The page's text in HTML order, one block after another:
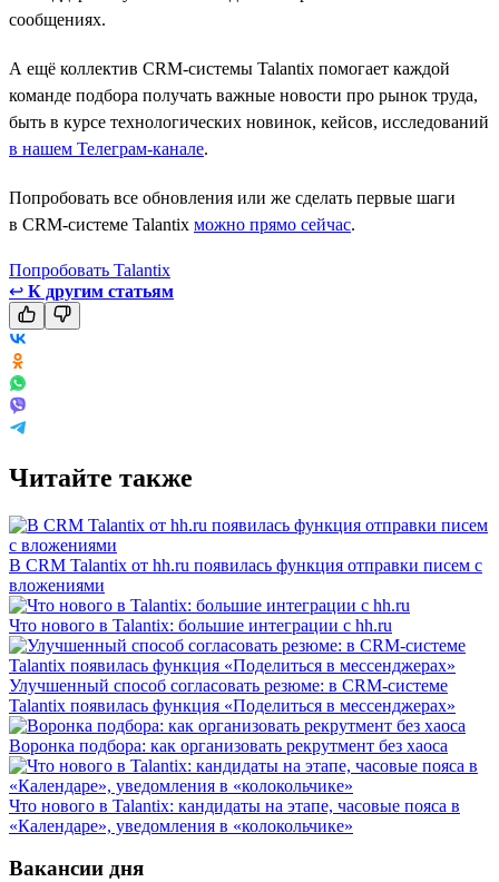
сообщениях.
А ещё коллектив CRM-системы Talantix помогает каждой
команде подбора получать важные новости про рынок труда,
быть в курсе технологических новинок, кейсов, исследований
в нашем Телеграм-канале.
Попробовать все обновления или же сделать первые шаги
в CRM-системе Talantix можно прямо сейчас.
Попробовать Talantix
↩ К другим статьям
Читайте также
В CRM Talantix от hh.ru появилась функция отправки писем с
вложениями
Что нового в Talantix: большие интеграции с hh.ru
Улучшенный способ согласовать резюме: в CRM-системе
Talantix появилась функция «Поделиться в мессенджерах»
Воронка подбора: как организовать рекрутмент без хаоса
Что нового в Talantix: кандидаты на этапе, часовые пояса в
«Календаре», уведомления в «колокольчике»
Вакансии дня